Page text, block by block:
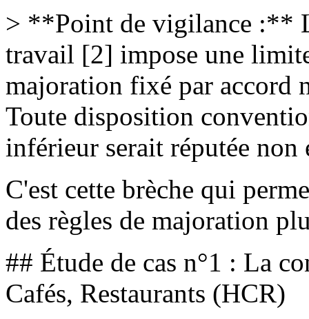
> **Point de vigilance :**
travail [2] impose une
majoration fixé par accord
Toute disposition
inférieur serait réputée non
C'est cette brèche qui
des règles de majoration
## Étude de cas n°1 : La
Cafés, Restaurants (HCR)